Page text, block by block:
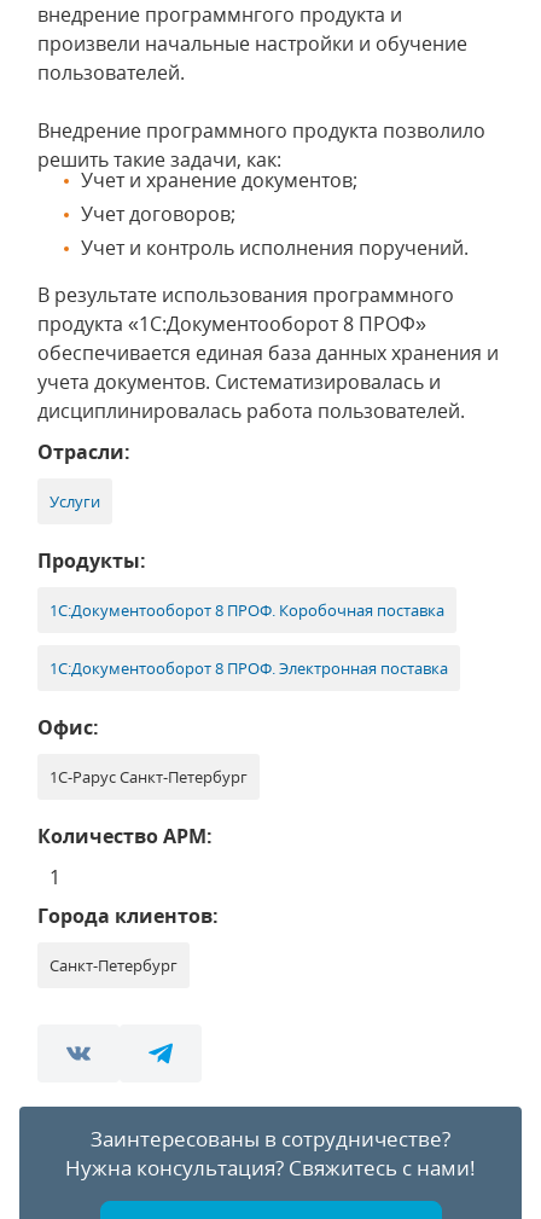
внедрение программнгого продукта и
произвели начальные настройки и обучение
пользователей.
Внедрение программного продукта позволило
решить такие задачи, как:
Учет и хранение документов;
Учет договоров;
Учет и контроль исполнения поручений.
В результате использования программного
продукта «1С:Документооборот 8 ПРОФ»
обеспечивается единая база данных хранения и
учета документов. Систематизировалась и
дисциплинировалась работа пользователей.
Отрасли:
Услуги
Продукты:
1С:Документооборот 8 ПРОФ. Коробочная поставка
1С:Документооборот 8 ПРОФ. Электронная поставка
Офис:
1С-Рарус Санкт-Петербург
Количество АРМ:
1
Города клиентов:
Санкт-Петербург
Заинтересованы в сотрудничестве?
Нужна консультация? Свяжитесь с нами!